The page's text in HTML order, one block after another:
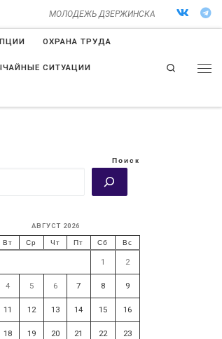
МОЛОДЕЖЬ ДЗЕРЖИНСКА
ОХРАНА ТРУДА
СИТУАЦИИ Search
Поиск
АВГУСТ 2026
Вт Ср Чт Пт Сб Вс
1 2
4 5 6 7 8 9
11 12 13 14 15 16
18 19 20 21 22 23